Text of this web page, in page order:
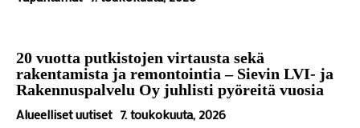
20 vuotta putkistojen virtausta sekä
rakentamista ja remontointia – Sievin LVI- ja
Rakennuspalvelu Oy juhlisti pyöreitä vuosia
Alueelliset uutiset 7. toukokuuta, 2026